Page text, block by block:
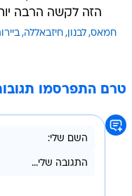
הזה לקשה הרבה
חמאס לבנון חיזבאללה
טרם התפרסמו